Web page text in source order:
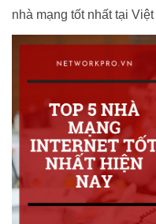
nhà mạng tốt nhất tại Việt